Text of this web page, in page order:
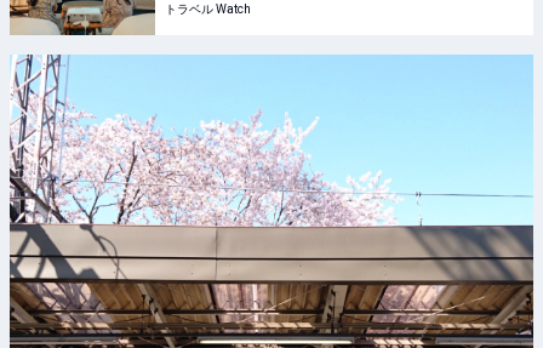
トラベル Watch